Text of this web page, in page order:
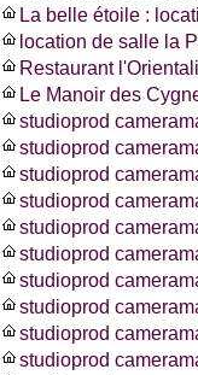
La belle étoile :
location de salle la
Restaurant
Le Manoir des
studioprod
studioprod
studioprod
studioprod
studioprod
studioprod
studioprod
studioprod
studioprod
studioprod